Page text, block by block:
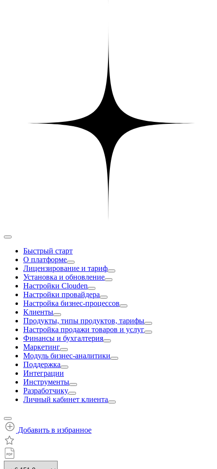
Быстрый старт
О платформе
Лицензирование и тариф
Установка и обновление
Настройки Clouden
Настройки провайдера
Настройка бизнес-процессов
Клиенты
Продукты, типы продуктов, тарифы
Настройка продажи товаров и услуг
Финансы и бухгалтерия
Маркетинг
Модуль бизнес-аналитики
Поддержка
Интеграции
Инструменты
Разработчику
Личный кабинет клиента
Добавить в избранное